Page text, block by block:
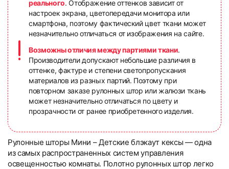
реального. Отображение оттенков зависит от
настроек экрана, цветопередачи монитора или
смартфона, поэтому фактический цвет ткани может
незначительно отличаться от изображения на сайте.
Возможны отличия между партиями ткани.
Производители допускают небольшие различия в
оттенке, фактуре и степени светопропускания
материалов из разных партий. Поэтому при
повторном заказе рулонных штор или жалюзи ткань
может незначительно отличаться по цвету и
прозрачности от ранее приобретенного изделия.
Рулонные шторы Мини – Детские блэкаут кексы — одна
из самых распространенных систем управления
освещенностью комнаты. Полотно рулонных штор легко